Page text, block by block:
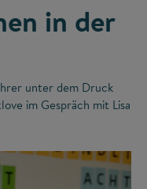
in der
unter dem Druck
im Gespräch mit Lisa